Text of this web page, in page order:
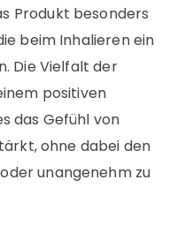
Produkt besonders
beim Inhalieren ein
Die Vielfalt der
positiven
das Gefühl von
ohne dabei den
unangenehm zu